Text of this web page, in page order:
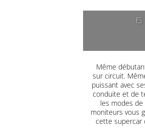
6
Même
sur circuit.
puissant avec
conduite et de
les modes
moniteurs vous
cette supercar